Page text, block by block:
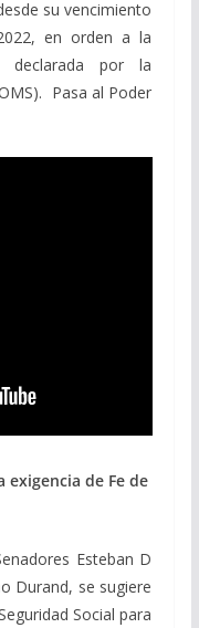
su vencimiento
en orden a la
declarada por la
Pasa al Poder
exigencia de Fe de
Esteban D
Durand, se sugiere
Social para